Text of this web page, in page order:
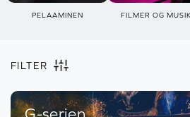
PELAAMINEN FILMER OG
FILTER